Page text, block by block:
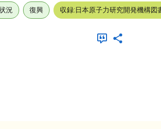
況 復興 収録:日本原子力研究開発機構図